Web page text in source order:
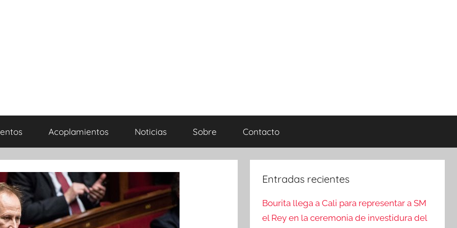
Acoplamientos Noticias Sobre Contacto
Entradas recientes
Bourita llega a Cali para representar a SM
el Rey en la ceremonia de investidura del